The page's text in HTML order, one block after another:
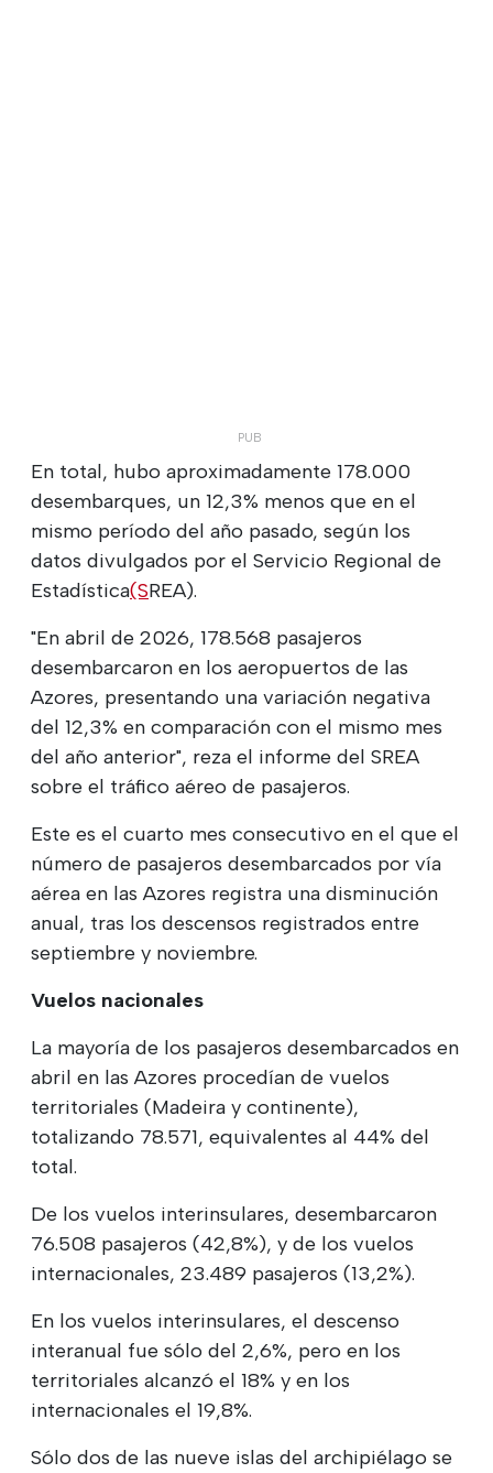
En total, hubo aproximadamente 178.000
desembarques, un 12,3% menos que en el
mismo período del año pasado, según los
datos divulgados por el Servicio Regional de
Estadística(SREA).
"En abril de 2026, 178.568 pasajeros
desembarcaron en los aeropuertos de las
Azores, presentando una variación negativa
del 12,3% en comparación con el mismo mes
del año anterior", reza el informe del SREA
sobre el tráfico aéreo de pasajeros.
Este es el cuarto mes consecutivo en el que el
número de pasajeros desembarcados por vía
aérea en las Azores registra una disminución
anual, tras los descensos registrados entre
septiembre y noviembre.
Vuelos nacionales
La mayoría de los pasajeros desembarcados en
abril en las Azores procedían de vuelos
territoriales (Madeira y continente),
totalizando 78.571, equivalentes al 44% del
total.
De los vuelos interinsulares, desembarcaron
76.508 pasajeros (42,8%), y de los vuelos
internacionales, 23.489 pasajeros (13,2%).
En los vuelos interinsulares, el descenso
interanual fue sólo del 2,6%, pero en los
territoriales alcanzó el 18% y en los
internacionales el 19,8%.
Sólo dos de las nueve islas del archipiélago se